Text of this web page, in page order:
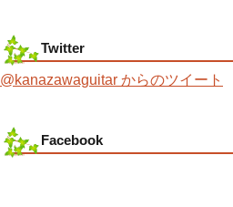
Twitter
@kanazawaguitar からのツイート
Facebook